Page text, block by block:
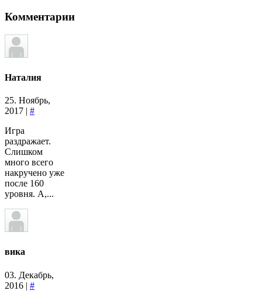
Комментарии
Наталия
25. Ноябрь,
2017 | #
Игра
раздражает.
Слишком
много всего
накручено уже
после 160
уровня. А,...
вика
03. Декабрь,
2016 | #